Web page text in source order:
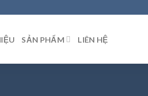
SẢN PHẨM LIÊN HỆ